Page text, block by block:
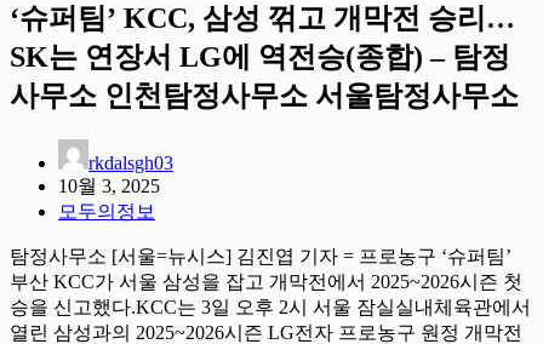
‘슈퍼팀’ KCC, 삼성 꺾고 개막전 승리…
SK는 연장서 LG에 역전승(종합) – 탐정
사무소 인천탐정사무소 서울탐정사무소
rkdalsgh03
10월 3, 2025
모두의정보
탐정사무소 [서울=뉴시스] 김진엽 기자 = 프로농구 ‘슈퍼팀’
부산 KCC가 서울 삼성을 잡고 개막전에서 2025~2026시즌 첫
승을 신고했다.KCC는 3일 오후 2시 서울 잠실실내체육관에서
열린 삼성과의 2025~2026시즌 LG전자 프로농구 원정 개막전